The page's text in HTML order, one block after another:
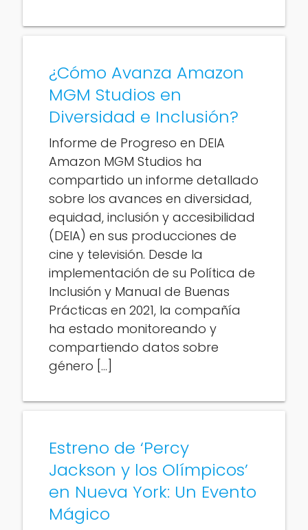
¿Cómo Avanza Amazon
MGM Studios en
Diversidad e Inclusión?
Informe de Progreso en DEIA
Amazon MGM Studios ha
compartido un informe detallado
sobre los avances en diversidad,
equidad, inclusión y accesibilidad
(DEIA) en sus producciones de
cine y televisión. Desde la
implementación de su Política de
Inclusión y Manual de Buenas
Prácticas en 2021, la compañía
ha estado monitoreando y
compartiendo datos sobre
género […]
Estreno de ‘Percy
Jackson y los Olímpicos’
en Nueva York: Un Evento
Mágico